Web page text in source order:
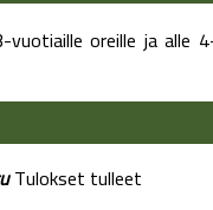
vuotiaille oreille ja alle
Tulokset tulleet